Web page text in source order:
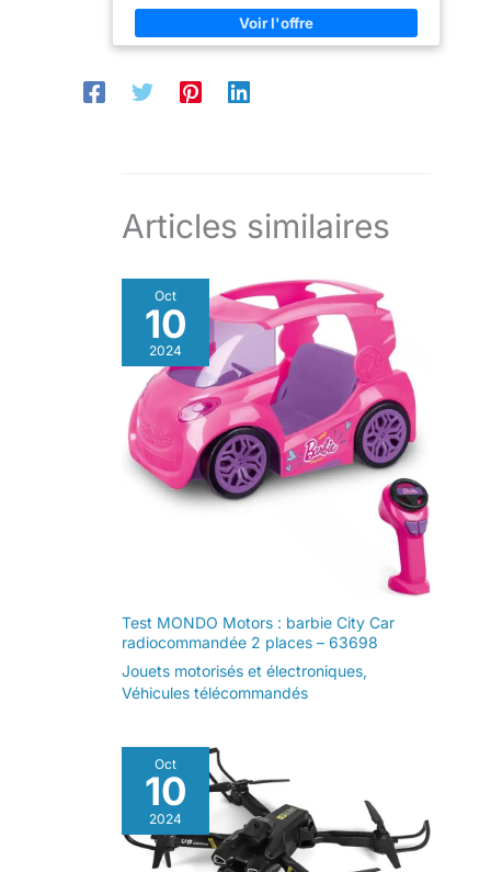
fonctionne avec des piles
simple à utiliser pour les
Articles similaires
Oct
10
2024
Test MONDO Motors : barbie City Car
radiocommandée 2 places – 63698
Jouets motorisés et électroniques,
Véhicules télécommandés
Oct
10
2024